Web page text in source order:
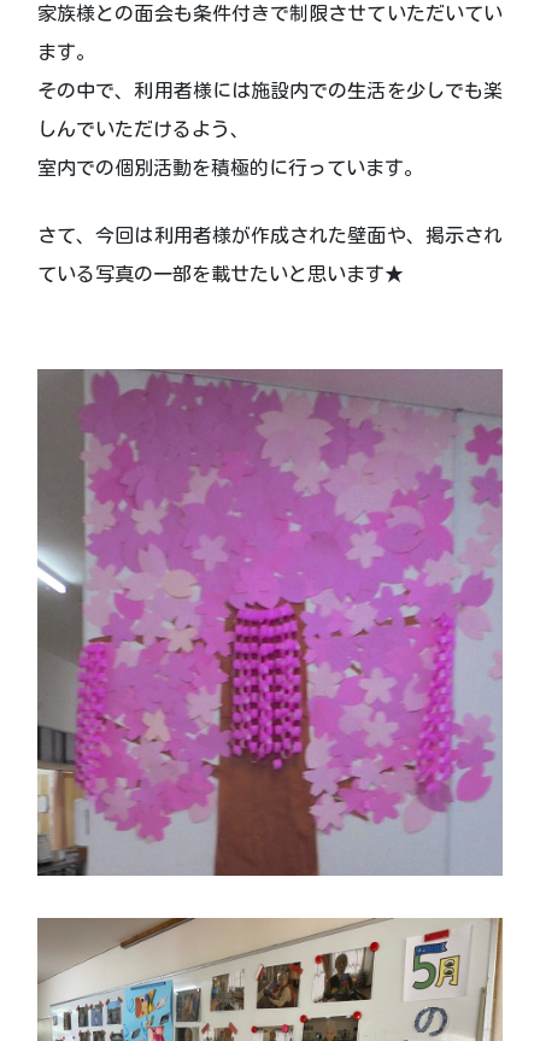
家族様との面会も条件付きで制限させていただいてい
ます。
その中で、利用者様には施設内での生活を少しでも楽
しんでいただけるよう、
室内での個別活動を積極的に行っています。
さて、今回は利用者様が作成された壁面や、掲示され
ている写真の一部を載せたいと思います★